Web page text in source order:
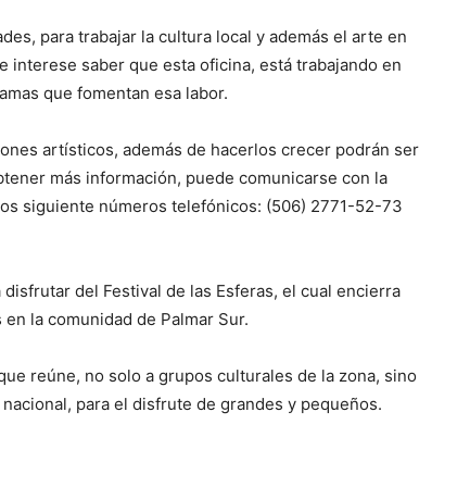
para trabajar la cultura local y además el arte en
saber que esta oficina, está trabajando en
que fomentan esa labor.
artísticos, además de hacerlos crecer podrán ser
más información, puede comunicarse con la
siguiente números telefónicos: (506) 2771-52-73
del Festival de las Esferas, el cual encierra
la comunidad de Palmar Sur.
reúne, no solo a grupos culturales de la zona, sino
para el disfrute de grandes y pequeños.